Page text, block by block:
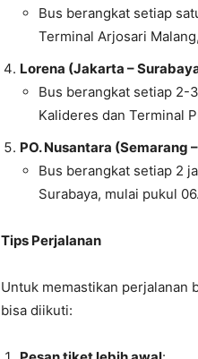
Bus berangkat setiap
Terminal Arjosari
Lorena (Jakarta –
Bus berangkat setiap 2-
Kalideres dan Terminal
PO. Nusantara (Semarang
Bus berangkat setiap 2
Surabaya, mulai pukul
Tips Perjalanan
Untuk memastikan perjalanan
bisa diikuti: